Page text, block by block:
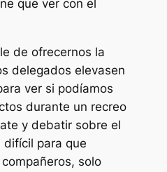
que ver con el
de ofrecernos la
delegados elevasen
ver si podíamos
durante un recreo
y debatir sobre el
para que
solo